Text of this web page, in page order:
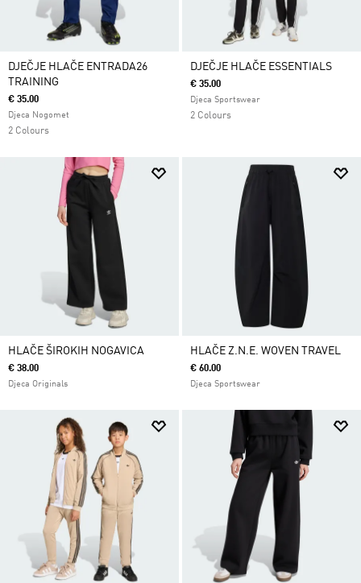
DJEČJE HLAČE ENTRADA26
TRAINING
€ 35.00
Djeca Nogomet
2 Colours
DJEČJE HLAČE ESSENTIALS
€ 35.00
Djeca Sportswear
2 Colours
HLAČE ŠIROKIH NOGAVICA
€ 38.00
Djeca Originals
HLAČE Z.N.E. WOVEN TRAVEL
€ 60.00
Djeca Sportswear